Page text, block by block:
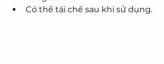
Có thể tái chế sau khi sử dụng.